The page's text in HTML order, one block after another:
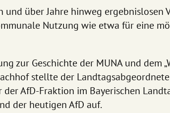
über Jahre hinweg ergebnislosen
Nutzung wie etwa für eine
zur Geschichte der MUNA und dem
stellte der
AfD-Fraktion im Bayerischen
der heutigen AfD auf.